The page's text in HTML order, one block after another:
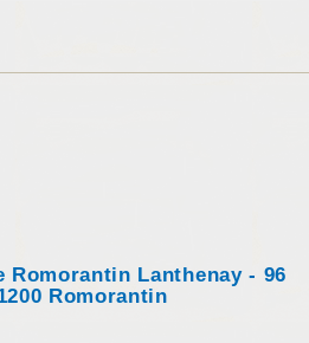
Lanthenay - 96
Romorantin